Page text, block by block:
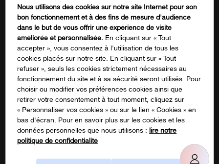
notre organisme de formation partenaire. Nous déclinons
toute responsabilité en cas de mauvaise utilisation de ce
produit sans avoir effectué notre formation.
_________
Retrouvez toutes nos formations Beauté du RegardICI
Name
Ce champ n’est utilisé qu’à des fins de
validation et devrait rester inchangé.
S'inscrire à notre newsletter
Suivez-nous sur les réseaux !
Contactez-nous
FORMATION
Nous utilisons des cookies sur notre site Internet pour son
bon fonctionnement et à des fins de mesure d'audience
dans le but de vous offrir une expérience de visite
améliorée et personnalisée. En cliquant sur « Tout
accepter », vous consentez à l'utilisation de tous les
cookies placés sur notre site. En cliquant sur « Tout
refuser », seuls les cookies strictement nécessaires au
fonctionnement du site et à sa sécurité seront utilisés. Pour
choisir ou modifier vos préférences cookies ainsi que
retirer votre consentement à tout moment, cliquez sur
« Personnaliser vos cookies » ou sur le lien « Cookies » en
bas d'écran. Pour en savoir plus sur les cookies et les
données personnelles que nous utilisons :lire notre
politique de confidentialité